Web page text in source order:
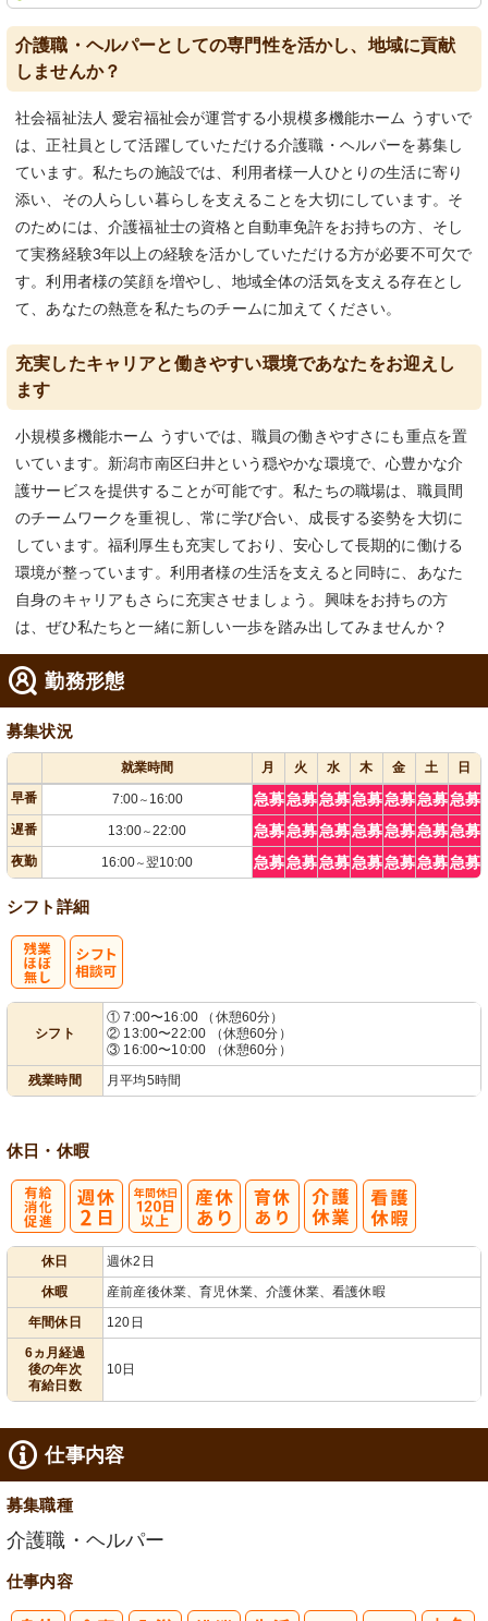
介護職・ヘルパーとしての専門性を活かし、地域に貢献
しませんか？
社会福祉法人 愛宕福祉会が運営する小規模多機能ホーム うすいで
は、正社員として活躍していただける介護職・ヘルパーを募集し
ています。私たちの施設では、利用者様一人ひとりの生活に寄り
添い、その人らしい暮らしを支えることを大切にしています。そ
のためには、介護福祉士の資格と自動車免許をお持ちの方、そし
て実務経験3年以上の経験を活かしていただける方が必要不可欠で
す。利用者様の笑顔を増やし、地域全体の活気を支える存在とし
て、あなたの熱意を私たちのチームに加えてください。
充実したキャリアと働きやすい環境であなたをお迎えし
ます
小規模多機能ホーム うすいでは、職員の働きやすさにも重点を置
いています。新潟市南区臼井という穏やかな環境で、心豊かな介
護サービスを提供することが可能です。私たちの職場は、職員間
のチームワークを重視し、常に学び合い、成長する姿勢を大切に
しています。福利厚生も充実しており、安心して長期的に働ける
環境が整っています。利用者様の生活を支えると同時に、あなた
自身のキャリアもさらに充実させましょう。興味をお持ちの方
は、ぜひ私たちと一緒に新しい一歩を踏み出してみませんか？
勤務形態
募集状況
就業時間 月 火 水 木 金 土
日
早番
7:00～ 16:00 急募急募急募急募急募急募急募
遅番 13:00～22:00 急募急募急募急募急募急募急募
夜勤 16:00～翌10:00 急募急募急募急募急募急募急募
シフト詳細
シフト
① 7:00〜16:00 （休憩60分）
② 13:00〜22:00 （休憩60分）
③ 16:00〜10:00 （休憩60分）
残業時間
月平均5時間
休日・休暇
休日
週休2日
休暇
産前産後休業、育児休業、介護休業、看護休暇
年間休日
120日
6ヵ月経過
後の年次
有給日数
10日
仕事内容
募集職種
介護職・ヘルパー
仕事内容